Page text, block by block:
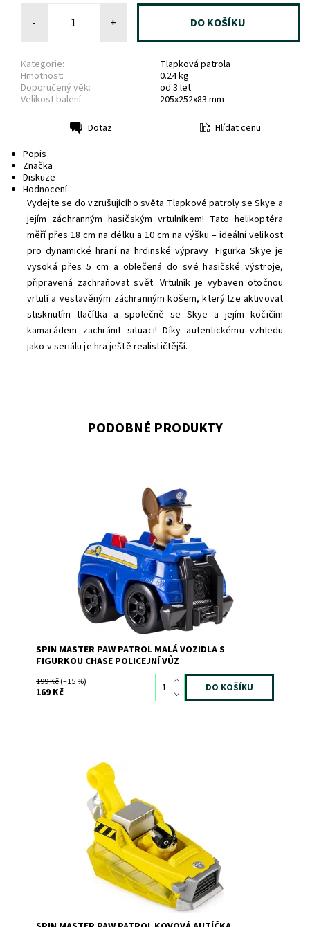
- +
Kategorie:
Tlapková patrola
Hmotnost:
0.24 kg
Doporučený věk:
od 3 let
Velikost balení:
205x252x83 mm
Dotaz
Hlídat cenu
Popis
Značka
Diskuze
Hodnocení
Vydejte se do vzrušujícího světa Tlapkové patroly se Skye a
jejím záchranným hasičským vrtulníkem! Tato helikoptéra
měří přes 18 cm na délku a 10 cm na výšku – ideální velikost
pro dynamické hraní na hrdinské výpravy. Figurka Skye je
vysoká přes 5 cm a oblečená do své hasičské výstroje,
připravená zachraňovat svět. Vrtulník je vybaven otočnou
vrtulí a vestavěným záchranným košem, který lze aktivovat
stisknutím tlačítka a společně se Skye a jejím kočičím
kamarádem zachránit situaci! Díky autentickému vzhledu
jako v seriálu je hra ještě realističtější.
PODOBNÉ PRODUKTY
Psí záchranář Chase ve svém policejním autíčku
5472
SPIN MASTER
SPIN MASTER PAW PATROL MALÁ VOZIDLA S
FIGURKOU CHASE POLICEJNÍ VŮZ
199 Kč(–15 %)
169 Kč
Vyber si do své sbírky kovové autíčko s Rubblem!
Dostupnost:
Skladem2
9076
SPIN MASTER